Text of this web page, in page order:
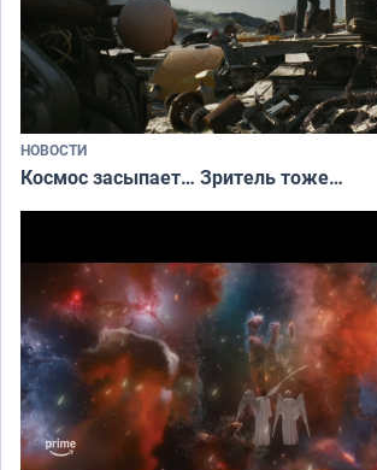
НОВОСТИ
Космос засыпает… Зритель тоже…